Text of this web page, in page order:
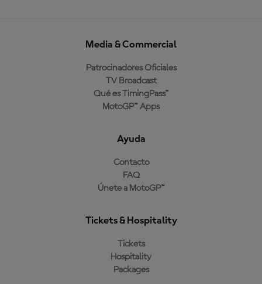
Media & Commercial
Patrocinadores Oficiales
TV Broadcast
Qué es TimingPass™
MotoGP™ Apps
Ayuda
Contacto
FAQ
Únete a MotoGP™
Tickets & Hospitality
Tickets
Hospitality
Packages